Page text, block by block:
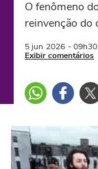
O fenômeno
reinvenção do
5 jun 2026 - 09h30
Exibir comentários